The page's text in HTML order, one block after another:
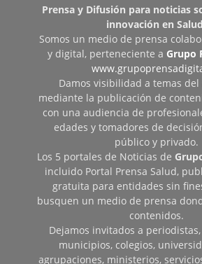
Prensa y Difusión para noticias
innovación en
Somos un medio de prensa
y digital, perteneciente a Grupo
Damos visibilidad a temas
mediante la publicación de
con una audiencia de
edades y tomadores de
público y privado.
Los 5 portales de Noticias de
incluido Portal Prensa Salud,
gratuita para entidades sin
busquen un medio de prensa
contenidos.
Dejamos invitados a
municipios, colegios,
agrupaciones, ministerios,